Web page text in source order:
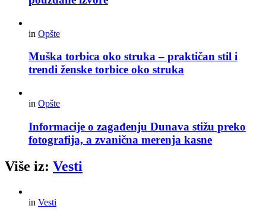
in Opšte
Muška torbica oko struka – praktičan stil i
trendi ženske torbice oko struka
in Opšte
Informacije o zagađenju Dunava stižu preko
fotografija, a zvanična merenja kasne
Više iz: Vesti
in Vesti